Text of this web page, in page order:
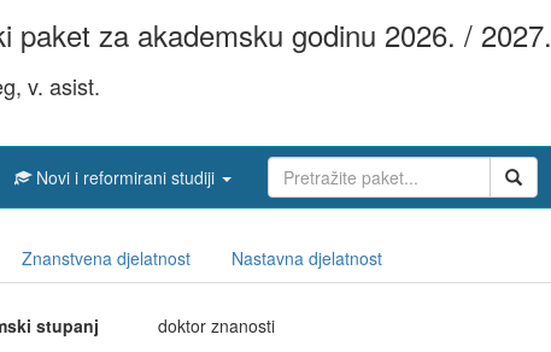
paket za akademsku godinu 2026. / 2027.
v. asist.
Novi i reformirani studiji
Znanstvena djelatnost Nastavna djelatnost
stupanj
doktor znanosti